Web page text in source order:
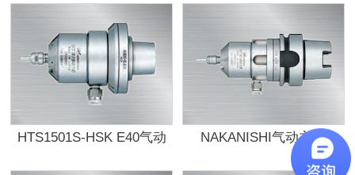
HTS1501S-HSK E40气动
NAKANISHI气动主轴
HTS1501S-HSK A63